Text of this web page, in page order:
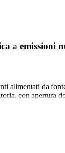
a emissioni
alimentati da
con apertura